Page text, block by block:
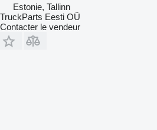
Estonie, Tallinn
TruckParts Eesti OÜ
Contacter le vendeur